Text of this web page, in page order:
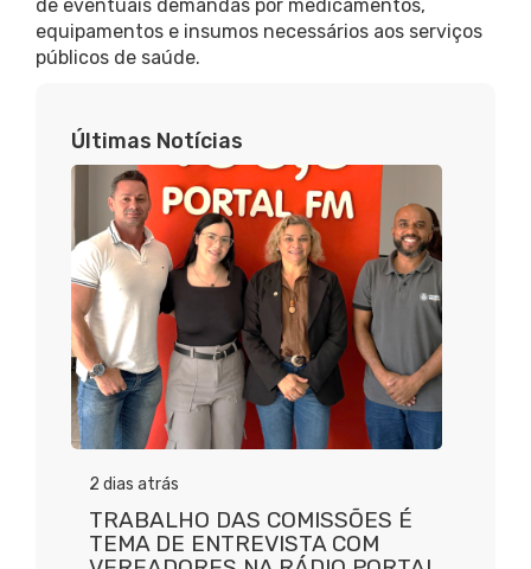
de eventuais demandas por medicamentos,
equipamentos e insumos necessários aos serviços
públicos de saúde.
Últimas Notícias
2 dias atrás
TRABALHO DAS COMISSÕES É
TEMA DE ENTREVISTA COM